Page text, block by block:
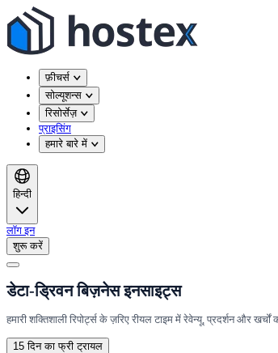
फ़ीचर्स
सोल्यूशन्स
रिसोर्सेज़
प्राइसिंग
हमारे बारे में
हिन्दी
लॉग इन
शुरू करें
डेटा-ड्रिवन बिज़नेस इनसाइट्स
हमारी शक्तिशाली रिपोर्ट्स के ज़रिए रीयल टाइम में रेवेन्यू, प्रदर्शन और
15 दिन का फ्री ट्रायल